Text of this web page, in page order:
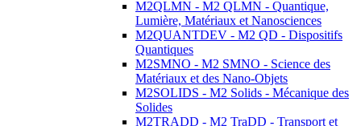
M2QLMN - M2 QLMN - Quantique,
Lumière, Matériaux et Nanosciences
M2QUANTDEV - M2 QD - Dispositifs
Quantiques
M2SMNO - M2 SMNO - Science des
Matériaux et des Nano-Objets
M2SOLIDS - M2 Solids - Mécanique des
Solides
M2TRADD - M2 TraDD - Transport et